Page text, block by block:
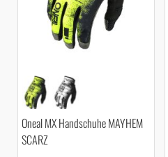
Oneal MX Handschuhe MAYHEM
SCARZ